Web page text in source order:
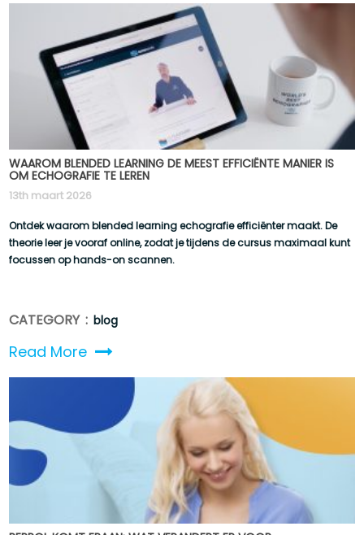
WAAROM BLENDED LEARNING DE MEEST EFFICIËNTE MANIER IS
OM ECHOGRAFIE TE LEREN
13th maart 2026
Ontdek waarom blended learning echografie efficiënter maakt. De
theorie leer je vooraf online, zodat je tijdens de cursus maximaal kunt
focussen op hands-on scannen.
CATEGORY :blog
Read More